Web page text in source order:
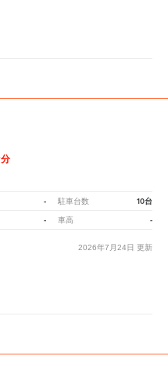
- 駐車台数 10台
- 車高 -
2026年7月24日 更新